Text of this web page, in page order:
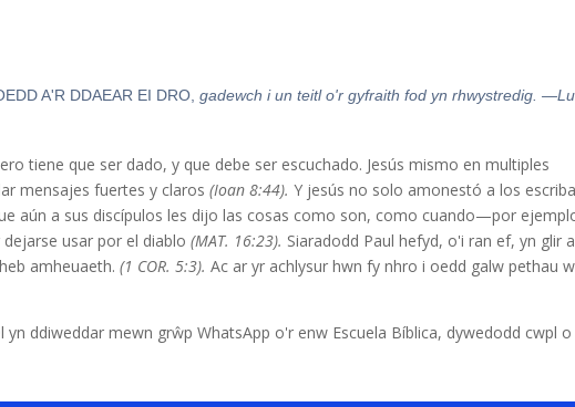
A'R DDAEAR EI DRO,gadewch i un teitl o'r gyfraith fod yn rhwystredig.
tiene que ser dado, y que debe ser escuchado. Jesús mismo en multiples
mensajes fuertes y claros(Ioan 8:44).Y jesús no solo amonestó a los
aún a sus discípulos les dijo las cosas como son, como cuando—por
usar por el diablo(MAT. 16:23). Siaradodd Paul hefyd, o'i ran ef, yn glir a
amheuaeth.(1 COR. 5:3). Ac ar yr achlysur hwn fy nhro i oedd galw pethau
ddiweddar mewn grŵp WhatsApp o'r enw Escuela Bíblica, dywedodd cwpl o